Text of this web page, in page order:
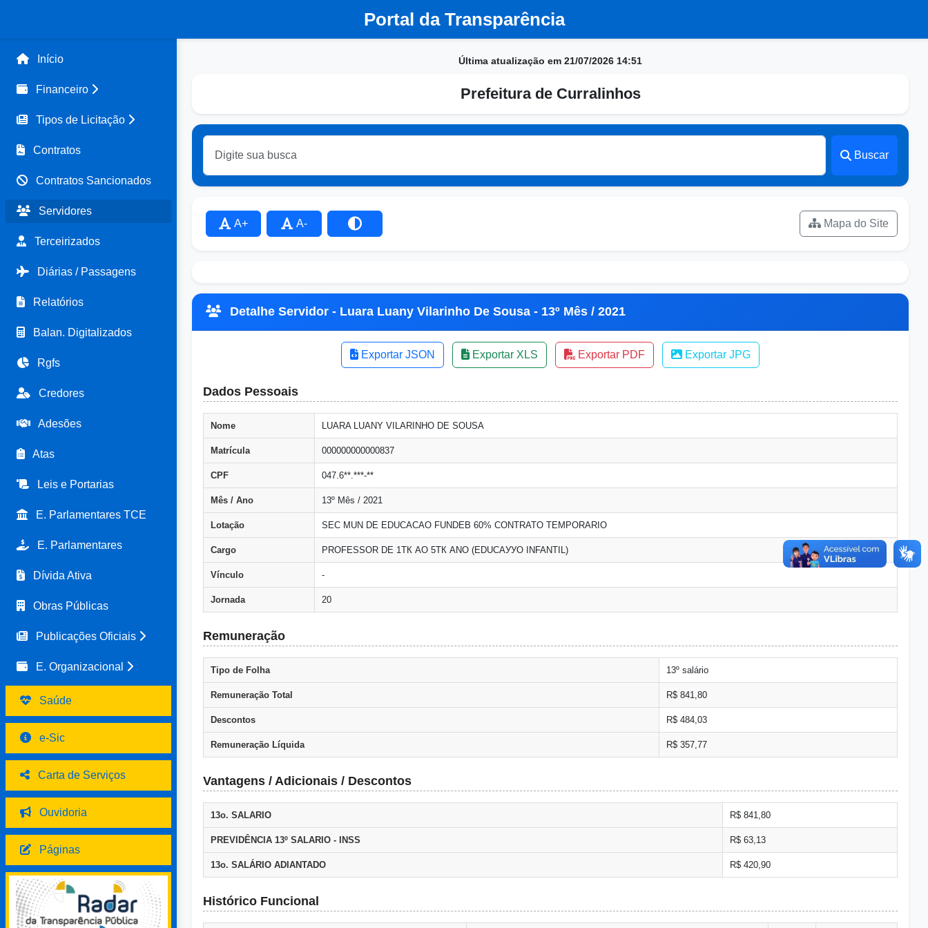
Portal da Transparência
Início
Financeiro
Tipos de Licitação
Contratos
Contratos Sancionados
Servidores
Terceirizados
Diárias / Passagens
Relatórios
Balan. Digitalizados
Rgfs
Credores
Adesões
Atas
Leis e Portarias
E. Parlamentares TCE
E. Parlamentares
Dívida Ativa
Obras Públicas
Publicações Oficiais
E. Organizacional
Saúde
e-Sic
Carta de Serviços
Ouvidoria
Páginas
Última atualização em 21/07/2026 14:51
Prefeitura de Curralinhos
Buscar
A+ A- Mapa do Site
Detalhe Servidor - Luara Luany Vilarinho De Sousa - 13º Mês / 2021
Exportar JSON Exportar XLS Exportar PDF Exportar JPG
Dados Pessoais
Nome LUARA LUANY VILARINHO DE SOUSA
Matrícula 000000000000837
CPF 047.6**.***-**
Mês / Ano 13º Mês / 2021
Lotação SEC MUN DE EDUCACAO FUNDEB 60% CONTRATO TEMPORARIO
Cargo PROFESSOR DE 1ТК AO 5ТК ANO (EDUCAУУO INFANTIL)
Vínculo -
Jornada 20
Remuneração
Tipo de Folha 13º salário
Remuneração Total R$ 841,80
Descontos R$ 484,03
Remuneração Líquida R$ 357,77
Vantagens / Adicionais / Descontos
13o. SALARIO R$ 841,80
PREVIDÊNCIA 13º SALARIO - INSS R$ 63,13
13o. SALÁRIO ADIANTADO R$ 420,90
Histórico Funcional